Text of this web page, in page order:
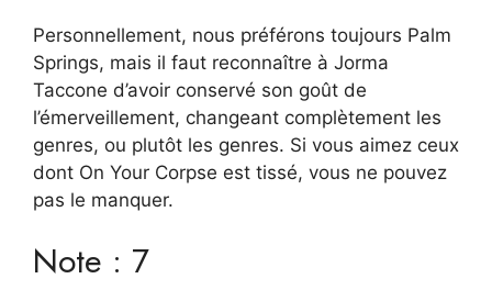
Personnellement, nous préférons toujours Palm
Springs, mais il faut reconnaître à Jorma
Taccone d’avoir conservé son goût de
l’émerveillement, changeant complètement les
genres, ou plutôt les genres. Si vous aimez ceux
dont On Your Corpse est tissé, vous ne pouvez
pas le manquer.
Note : 7